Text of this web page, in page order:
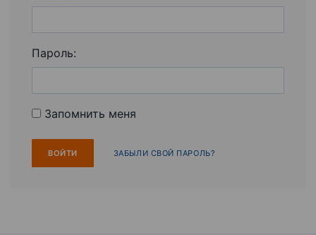
Пароль:
Запомнить меня
ЗАБЫЛИ СВОЙ ПАРОЛЬ?